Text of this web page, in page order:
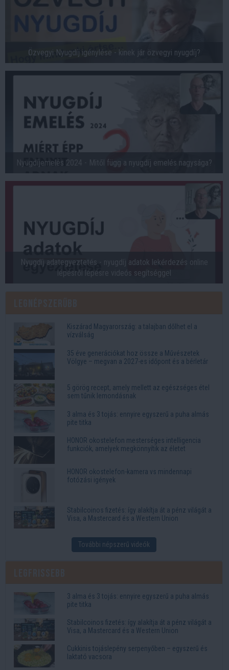
Özvegyi Nyugdíj igénylése - kinek jár özvegyi nyugdíj?
Nyugdíjemelés 2024 - Mitől függ a nyugdíj emelés nagysága?
Nyugdíj adategyeztetés - nyugdíj adatok lekérdezés online
lépésről lépésre videós segítséggel
Kiszárad Magyarország: a talajban dőlhet el a
vízválság
35 éve generációkat hoz össze a Művészetek
Völgye – megvan a 2027-es időpont és a bérletár
5 görög recept, amely mellett az egészséges étel
sem tűnik lemondásnak
3 alma és 3 tojás: ennyire egyszerű a puha almás
pite titka
HONOR okostelefon mesterséges intelligencia
funkciók, amelyek megkönnyítik az életet
HONOR okostelefon-kamera vs mindennapi
fotózási igények
Stabilcoinos fizetés: így alakítja át a pénz világát a
Visa, a Mastercard és a Western Union
További népszerű videók
3 alma és 3 tojás: ennyire egyszerű a puha almás
pite titka
Stabilcoinos fizetés: így alakítja át a pénz világát a
Visa, a Mastercard és a Western Union
Cukkinis tojáslepény serpenyőben – egyszerű és
laktató vacsora